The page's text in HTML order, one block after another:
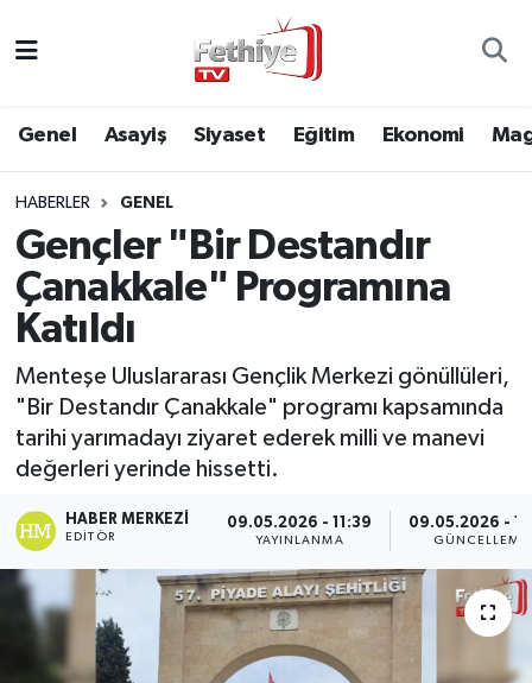
Genel Asayiş Siyaset Eğitim Ekonomi
HABERLER GENEL
Gençler "Bir Destandır
Çanakkale" Programına
Katıldı
Menteşe Uluslararası Gençlik Merkezi gönüllüleri,
"Bir Destandır Çanakkale" programı kapsamında
tarihi yarımadayı ziyaret ederek milli ve manevi
değerleri yerinde hissetti.
HABER MERKEZI
EDITÖR
09.05.2026 - 11:39
YAYINLANMA
09.05.2026 -
GÜNCELLEME
Asayiş
Eğitim
Ekonomi
Kültür
Magazin
Spor
Turizm
Muğla Hava Durumu
Muğla Namaz Vakitleri
Muğla Trafik Yoğunluk Haritası
Süper Lig Puan Durumu ve Fikstür
Tüm Manşetler
Son Dakika Haberleri
Haber Arşivi